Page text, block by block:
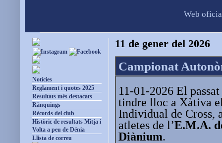
Web
11 de gener del 2026
Campionat
11-01-2026 El
tindre lloc a Xàtiva
Individual de Cross,
atletes de l’E.M.A.
Diànium.
Notícies
Reglament i quotes 2025
Resultats més destacats
Rànquings
Rècords del club
Històric de resultats Mitja i
Volta a peu de Dénia
Llista de correu